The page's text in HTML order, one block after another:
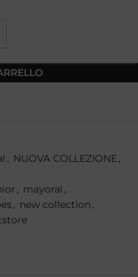
, NUOVA COLLEZIONE,
, mayoral ,
, new collection ,